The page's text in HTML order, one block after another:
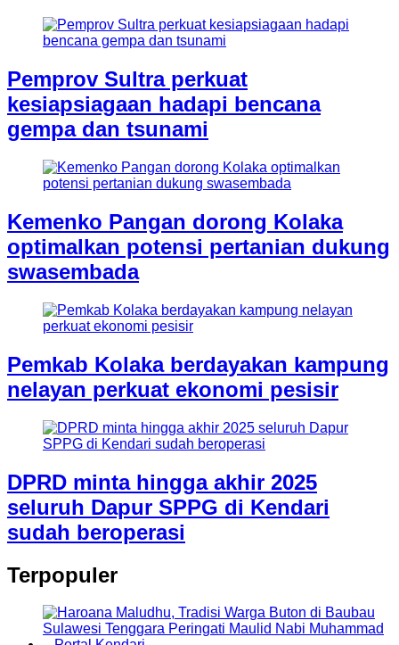
Pemprov Sultra perkuat
kesiapsiagaan hadapi bencana
gempa dan tsunami
Kemenko Pangan dorong Kolaka
optimalkan potensi pertanian dukung
swasembada
Pemkab Kolaka berdayakan kampung
nelayan perkuat ekonomi pesisir
DPRD minta hingga akhir 2025
seluruh Dapur SPPG di Kendari
sudah beroperasi
Terpopuler